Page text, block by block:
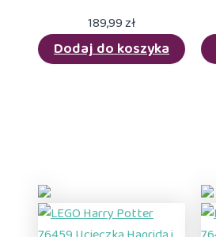
189,99zł
Dodaj do koszyka